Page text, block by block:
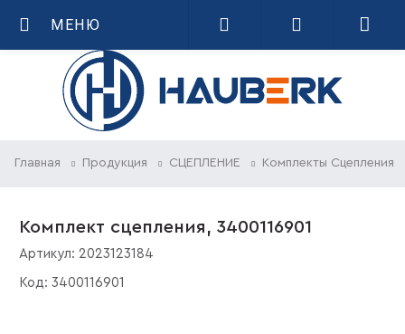
МЕНЮ
Главная Продукция СЦЕПЛЕНИЕ Комплекты Сцепления
Комплект сцепления, 3400116901
Артикул: 2023123184
Код: 3400116901